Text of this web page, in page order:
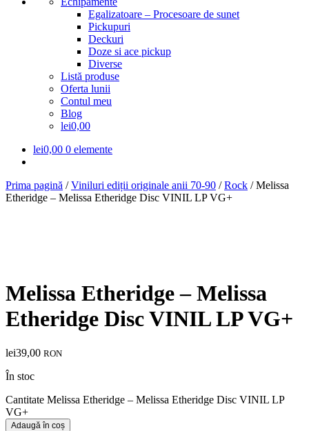
Egalizatoare – Procesoare de sunet
Pickupuri
Deckuri
Doze si ace pickup
Diverse
Listă produse
Oferta lunii
Contul meu
Blog
lei0,00
lei0,00 0 elemente
Prima pagină /Viniluri ediții originale anii 70-90 /Rock /Melissa
Etheridge – Melissa Etheridge Disc VINIL LP VG+
Melissa Etheridge – Melissa
Etheridge Disc VINIL LP VG+
lei39,00 RON
În stoc
Cantitate Melissa Etheridge – Melissa Etheridge Disc VINIL LP
VG+
Adaugă în coș